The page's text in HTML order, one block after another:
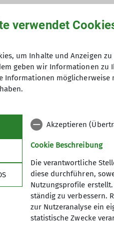
verwendet
um Inhalte und Anzeigen
geben wir Informationen zu
Informationen
Akzeptieren
Cookie Beschreibung
Die verantwortliche
diese durchführen,
Nutzungsprofile
ständig zu verbessern.
zur Nutzeranalyse ein
statistische Zwecke